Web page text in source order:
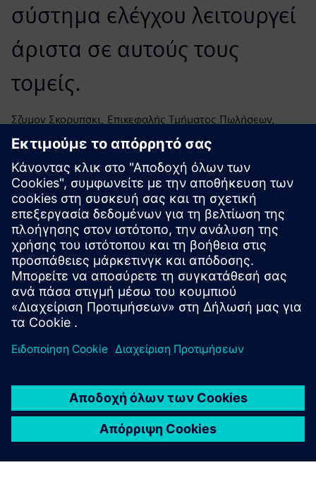
σύστημα ελέγχου λειτουργεί
άριστα σε αυτούς τους
τομείς.
Σζυμον Σκορυπσκι, Επικεφαλής Τμήματος Πωλήσεων,
ΦΑΝΟΥΜ
Επικοινωνήστε μαζί μας